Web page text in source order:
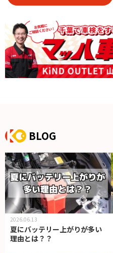
BLOG
2026.06.13
夏にバッテリー上がりが多い
理由とは？？